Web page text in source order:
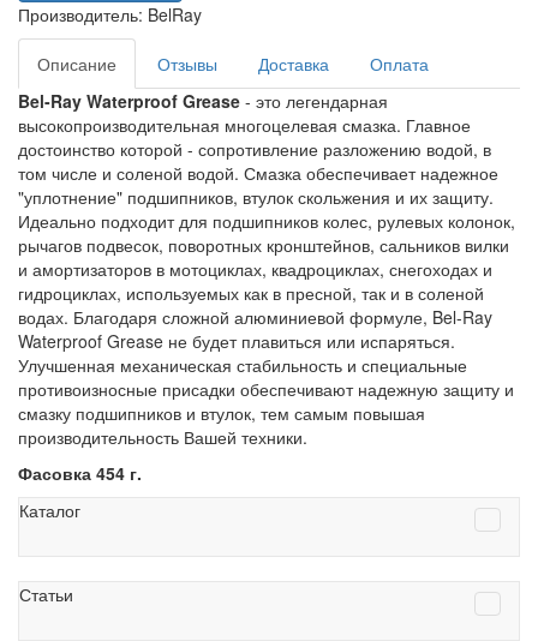
Производитель: BelRay
Описание Отзывы Доставка
Оплата
Bel-Ray Waterproof Grease - это легендарная
высокопроизводительная многоцелевая смазка. Главное
достоинство которой - сопротивление разложению водой, в
том числе и соленой водой. Смазка обеспечивает надежное
"уплотнение" подшипников, втулок скольжения и их защиту.
Идеально подходит для подшипников колес, рулевых колонок,
рычагов подвесок, поворотных кронштейнов, сальников вилки
и амортизаторов в мотоциклах, квадроциклах, снегоходах и
гидроциклах, используемых как в пресной, так и в соленой
водах. Благодаря сложной алюминиевой формуле, Bel-Ray
Waterproof Grease не будет плавиться или испаряться.
Улучшенная механическая стабильность и специальные
противоизносные присадки обеспечивают надежную защиту и
смазку подшипников и втулок, тем самым повышая
производительность Вашей техники.
Фасовка 454 г.
Каталог
Статьи